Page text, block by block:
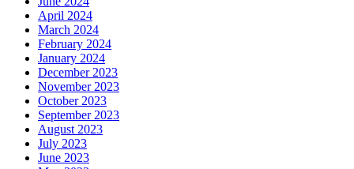
April 2024
March 2024
February 2024
January 2024
December 2023
November 2023
October 2023
September 2023
August 2023
July 2023
June 2023